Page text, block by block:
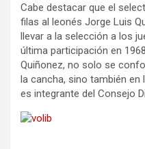
Cabe destacar que el
filas al leonés Jorge Luis
llevar a la selección a los
última participación en
Quiñonez, no solo se
la cancha, sino también
es integrante del Consejo